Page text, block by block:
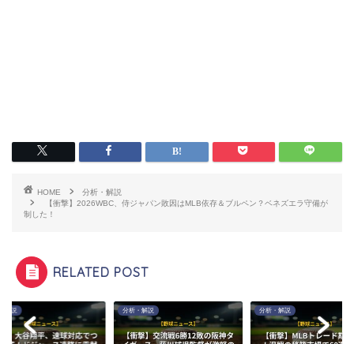
HOME
分析・解説
【衝撃】2026WBC、侍ジャパン敗因はMLB依存＆ブルペン？ベネズエラ守備が
制した！
RELATED POST
解説 分析・解説 分析・解説